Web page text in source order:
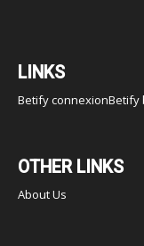
LINKS
Betify connexionBetify
OTHER LINKS
About Us